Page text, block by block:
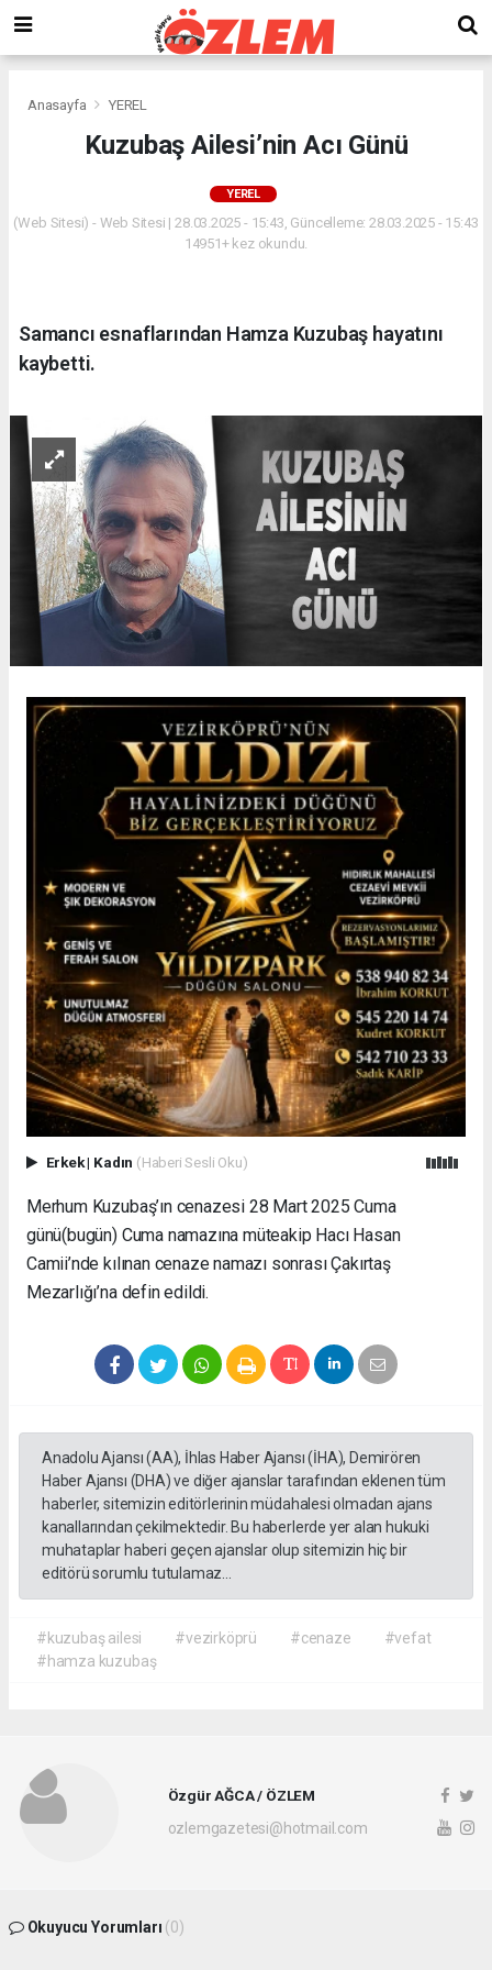
Anasayfa YEREL
Kuzubaş Ailesi’nin Acı Günü
YEREL
(Web Sitesi) - Web Sitesi | 28.03.2025 - 15:43, Güncelleme: 28.03.2025 - 15:43
14951+ kez okundu.
Samancı esnaflarından Hamza Kuzubaş hayatını
kaybetti.
Erkek| Kadın (Haberi Sesli Oku)
Merhum Kuzubaş’ın cenazesi 28 Mart 2025 Cuma
günü(bugün) Cuma namazına müteakip Hacı Hasan
Camii’nde kılınan cenaze namazı sonrası Çakırtaş
Mezarlığı’na defin edildi.
Anadolu Ajansı (AA), İhlas Haber Ajansı (İHA), Demirören
Haber Ajansı (DHA) ve diğer ajanslar tarafından eklenen tüm
haberler, sitemizin editörlerinin müdahalesi olmadan ajans
kanallarından çekilmektedir. Bu haberlerde yer alan hukuki
muhataplar haberi geçen ajanslar olup sitemizin hiç bir
editörü sorumlu tutulamaz...
#kuzubaş ailesi #vezirköprü #cenaze
#vefat
#hamza kuzubaş
Özgür AĞCA / ÖZLEM
ozlemgazetesi@hotmail.com
Okuyucu Yorumları (0)